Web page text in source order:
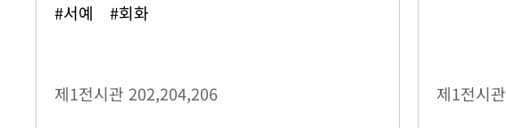
#서예 #회화
제1전시관 202,204,206 제1전시관